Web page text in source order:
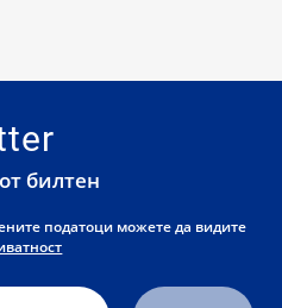
билтен
податоци можете да видите